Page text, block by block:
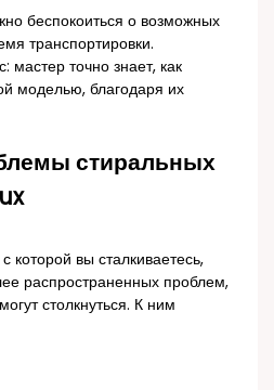
беспокоиться о возможных
транспортировки.
мастер точно знает, как
моделью, благодаря их
стиральных
которой вы сталкиваетесь,
распространенных проблем,
столкнуться. К ним